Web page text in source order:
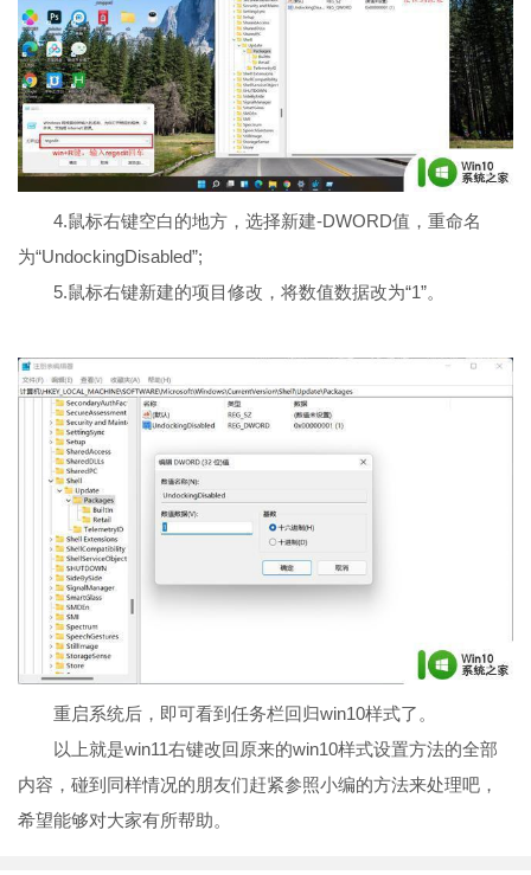
4.鼠标右键空白的地方，选择新建-DWORD值，重命名
为“UndockingDisabled”;
5.鼠标右键新建的项目修改，将数值数据改为“1”。
重启系统后，即可看到任务栏回归win10样式了。
以上就是win11右键改回原来的win10样式设置方法的全部
内容，碰到同样情况的朋友们赶紧参照小编的方法来处理吧，
希望能够对大家有所帮助。